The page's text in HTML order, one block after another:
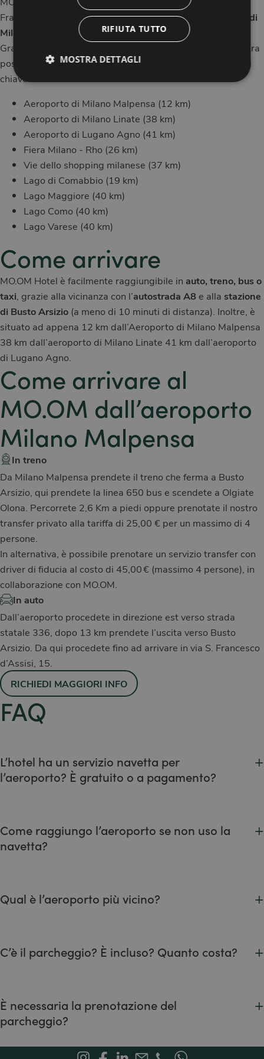
Francesco d’Assisi, 15,a soli 45 minuti in auto dal centro di
Milano
Grazie alla sua posizione strategica, gli ospiti della struttura
possono raggiungere agevolmente numerose destinazioni
chiave:
Aeroporto di Milano Malpensa (12 km)
Aeroporto di Milano Linate (38 km)
Aeroporto di Lugano Agno (41 km)
Fiera Milano - Rho (26 km)
Vie dello shopping milanese (37 km)
Lago di Comabbio (19 km)
Lago Maggiore (40 km)
Lago Como (40 km)
Lago Varese (40 km)
Come arrivare
MO.OM Hotel è facilmente raggiungibile in auto, treno, bus o
taxi , grazie alla vicinanza con l’autostrada A8 e alla stazione
di Busto Arsizio (a meno di 10 minuti di distanza). Inoltre, è
situato ad appena 12 km dall’Aeroporto di Milano Malpensa
38 km dall’aeroporto di Milano Linate 41 km dall’aeroporto
di Lugano Agno.
Come arrivare al
MO.OM dall’aeroporto
Milano Malpensa
In treno
Da Milano Malpensa prendete il treno che ferma a Busto
Arsizio, qui prendete la linea 650 bus e scendete a Olgiate
Olona. Percorrete 2,6 Km a piedi oppure prenotate il nostro
transfer privato alla tariffa di 25,00 € per un massimo di 4
persone.
In alternativa, è possibile prenotare un servizio transfer con
driver di fiducia al costo di 45,00 € (massimo 4 persone), in
collaborazione con MO.OM.
In auto
Dall’aeroporto procedete in direzione est verso strada
statale 336, dopo 13 km prendete l’uscita verso Busto
Arsizio. Da qui procedete fino ad arrivare in via S. Francesco
d’Assisi, 15.
RICHIEDI MAGGIORI INFO
FAQ
L’hotel ha un servizio navetta per
l’aeroporto? È gratuito o a pagamento?
+
Come raggiungo l’aeroporto se non uso la
navetta?
+
Qual è l’aeroporto più vicino? +
C’è il parcheggio? È incluso? Quanto costa?
Per la tipologia Deluxe -> parcheggio fronte camera
+
È necessaria la prenotazione del
parcheggio?
No, non è necessario prenotare il parcheggio.
+
RIFIUTA TUTTO
MOSTRA DETTAGLI